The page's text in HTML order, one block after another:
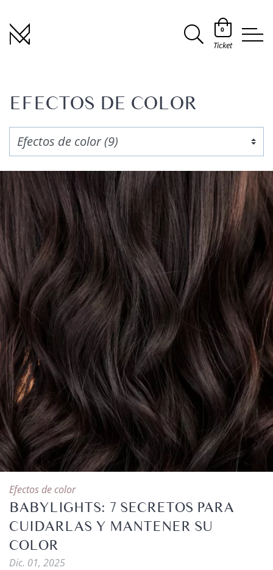
0
Ticket
EFECTOS DE COLOR
Efectos de color
BABYLIGHTS: 7 SECRETOS PARA
CUIDARLAS Y MANTENER SU
COLOR
Dic. 01, 2025